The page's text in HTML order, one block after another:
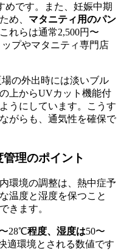
めです。また、妊娠中期
め、 マタニティ用のパン
れらは通常2,500円〜
プやマタニティ専門店
の外出時には淡いブル
上からUVカット機能付
うにしています。こうす
がらも、通気性を確保で
理のポイント
環境の調整は、熱中症予
温度と湿度を保つこと
きます。
28℃程度、湿度は50〜
適環境とされる数値です